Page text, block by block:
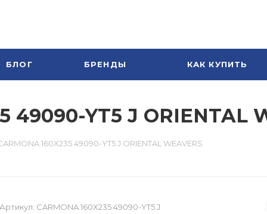
БЛОГ БРЕНДЫ КАК КУПИТЬ
49090-YT5 J ORIENTAL
160X235 49090-YT5 J ORIENTAL WEAVERS
Артикул: CARMONA 160X235 49090-YT5 J